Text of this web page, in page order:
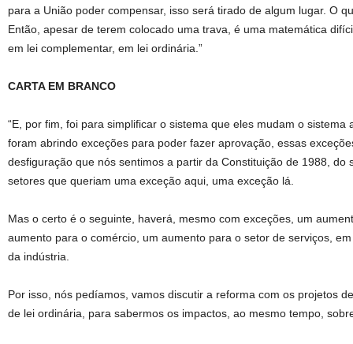
para a União poder compensar, isso será tirado de algum lugar. O
Então, apesar de terem colocado uma trava, é uma matemática
em lei complementar, em lei ordinária.”
CARTA EM BRANCO
“E, por fim, foi para simplificar o sistema que eles mudam o
foram abrindo exceções para poder fazer aprovação, essas
desfiguração que nós sentimos a partir da Constituição de 1988, do
setores que queriam uma exceção aqui, uma exceção lá.
Mas o certo é o seguinte, haverá, mesmo com exceções, um
aumento para o comércio, um aumento para o setor de serviços,
da indústria.
Por isso, nós pedíamos, vamos discutir a reforma com os projetos
de lei ordinária, para sabermos os impactos, ao mesmo tempo,